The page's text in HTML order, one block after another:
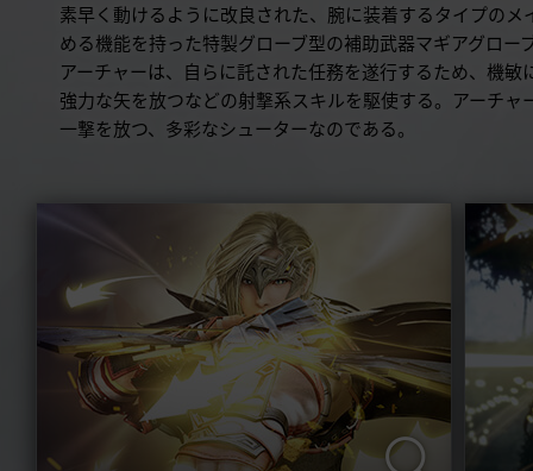
素早く動けるように改良された、腕に装着するタイプの
める機能を持った特製グローブ型の補助武器マギアグロ
アーチャーは、自らに託された任務を遂行するため、機
強力な矢を放つなどの射撃系スキルを駆使する。アーチ
一撃を放つ、多彩なシューターなのである。